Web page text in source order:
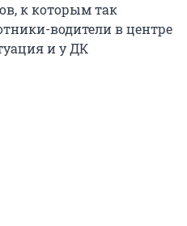
к которым так
водители в центре
и у ДК